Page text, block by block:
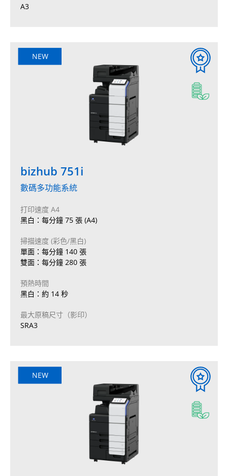
A3
NEW
bizhub 751i
數碼多功能系統
打印速度 A4
黑白：每分鐘 75 張 (A4)
掃描速度 (彩色/黑白)
單面：每分鐘 140 張
雙面：每分鐘 280 張
預熱時間
黑白：約 14 秒
最大原稿尺寸（影印）
SRA3
NEW